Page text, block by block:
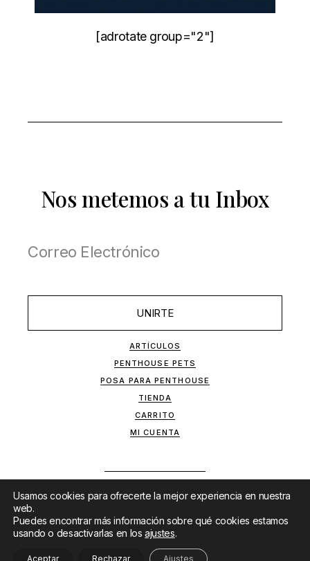
[adrotate group="2"]
Nos metemos a tu Inbox
UNIRTE
ARTÍCULOS
PENTHOUSE PETS
POSA PARA PENTHOUSE
TIENDA
CARRITO
MI CUENTA
Usamos cookies para ofrecerte la mejor experiencia en nuestra
web.
Puedes encontrar más información sobre qué cookies estamos
usando o desactivarlas en losajustes.
Aceptar Rechazar Ajustes